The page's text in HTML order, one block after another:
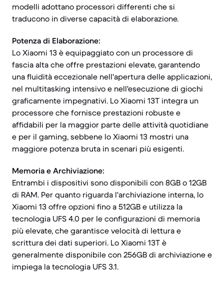
modelli adottano processori differenti che si
traducono in diverse capacità di elaborazione.
Potenza di Elaborazione:
Lo Xiaomi 13 è equipaggiato con un processore di
fascia alta che offre prestazioni elevate, garantendo
una fluidità eccezionale nell'apertura delle applicazioni,
nel multitasking intensivo e nell'esecuzione di giochi
graficamente impegnativi. Lo Xiaomi 13T integra un
processore che fornisce prestazioni robuste e
affidabili per la maggior parte delle attività quotidiane
e per il gaming, sebbene lo Xiaomi 13 mostri una
maggiore potenza bruta in scenari più esigenti.
Memoria e Archiviazione:
Entrambi i dispositivi sono disponibili con 8GB o 12GB
di RAM. Per quanto riguarda l'archiviazione interna, lo
Xiaomi 13 offre opzioni fino a 512GB e utilizza la
tecnologia UFS 4.0 per le configurazioni di memoria
più elevate, che garantisce velocità di lettura e
scrittura dei dati superiori. Lo Xiaomi 13T è
generalmente disponibile con 256GB di archiviazione e
impiega la tecnologia UFS 3.1.